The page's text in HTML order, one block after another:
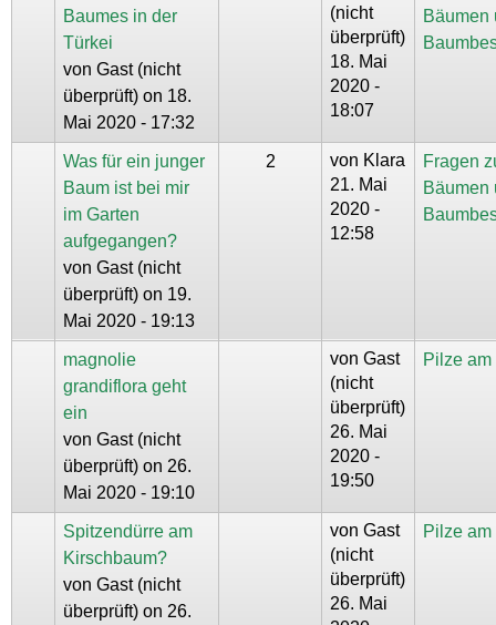
Baumes in der
Türkei
von Gast (nicht
überprüft) on 18.
Mai 2020 - 17:32
(nicht
überprüft)
18. Mai
2020 -
18:07
Bäumen
Was für ein junger
Baum ist bei mir
im Garten
aufgegangen?
von Gast (nicht
überprüft) on 19.
Mai 2020 - 19:13
2 von Klara
21. Mai
2020 -
12:58
Fragen
Bäumen
magnolie
grandiflora geht
ein
von Gast (nicht
überprüft) on 26.
Mai 2020 - 19:10
von Gast
(nicht
überprüft)
26. Mai
2020 -
19:50
Pilze am
Spitzendürre am
Kirschbaum?
von Gast (nicht
überprüft) on 26.
von Gast
(nicht
überprüft)
26. Mai
Pilze am